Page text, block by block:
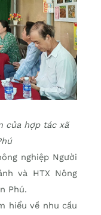
của hợp tác xã
nghiệp Người
và HTX Nông
Phú.
hiểu về nhu cầu